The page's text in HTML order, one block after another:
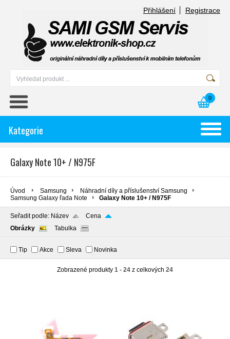
Přihlášení Registrace
0
Kategorie
Galaxy Note 10+ / N975F
Úvod Samsung
Náhradní díly a příslušenství Samsung
Samsung Galaxy řada Note
Galaxy Note 10+ / N975F
Seřadit podle: Název
Cena
Obrázky
Tabulka
Tip Akce Sleva Novinka
Zobrazené produkty 1 - 24 z celkových 24